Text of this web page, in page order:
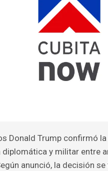
Donald Trump confirmó
y militar entre
anunció, la decisión